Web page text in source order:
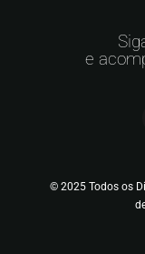
e
© 2025 Todos os